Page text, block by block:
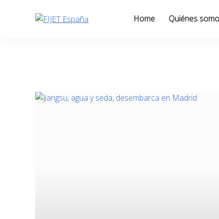
Home Quiénes